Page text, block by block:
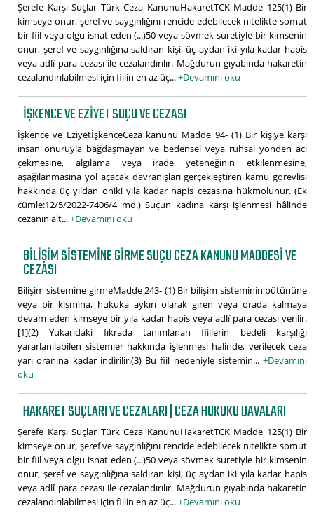
Şerefe Karşı Suçlar Türk Ceza KanunuHakaretTCK Madde 125(1) Bir
kimseye onur, şeref ve saygınlığını rencide edebilecek nitelikte somut
bir fiil veya olgu isnat eden (...)50 veya sövmek suretiyle bir kimsenin
onur, şeref ve saygınlığına saldıran kişi, üç aydan iki yıla kadar hapis
veya adlî para cezası ile cezalandırılır. Mağdurun gıyabında hakaretin
cezalandırılabilmesi için fiilin en az üç...+Devamını oku
İŞKENCE VE EZIYET SUÇU VE CEZASI
İşkence ve EziyetİşkenceCeza kanunu Madde 94- (1) Bir kişiye karşı
insan onuruyla bağdaşmayan ve bedensel veya ruhsal yönden acı
çekmesine, algılama veya irade yeteneğinin etkilenmesine,
aşağılanmasına yol açacak davranışları gerçekleştiren kamu görevlisi
hakkında üç yıldan oniki yıla kadar hapis cezasına hükmolunur. (Ek
cümle:12/5/2022-7406/4 md.) Suçun kadına karşı işlenmesi hâlinde
cezanın alt...+Devamını oku
BILIŞIM SISTEMINE GIRME SUÇU CEZA KANUNU MADDESI VE
CEZASI
Bilişim sistemine girmeMadde 243- (1) Bir bilişim sisteminin bütününe
veya bir kısmına, hukuka aykırı olarak giren veya orada kalmaya
devam eden kimseye bir yıla kadar hapis veya adlî para cezası verilir.
[1](2) Yukarıdaki fıkrada tanımlanan fiillerin bedeli karşılığı
yararlanılabilen sistemler hakkında işlenmesi halinde, verilecek ceza
yarı oranına kadar indirilir.(3) Bu fiil nedeniyle sistemin... +Devamını
oku
HAKARET SUÇLARI VE CEZALARI | CEZA HUKUKU DAVALARI
Şerefe Karşı Suçlar Türk Ceza KanunuHakaretTCK Madde 125(1) Bir
kimseye onur, şeref ve saygınlığını rencide edebilecek nitelikte somut
bir fiil veya olgu isnat eden (...)50 veya sövmek suretiyle bir kimsenin
onur, şeref ve saygınlığına saldıran kişi, üç aydan iki yıla kadar hapis
veya adlî para cezası ile cezalandırılır. Mağdurun gıyabında hakaretin
cezalandırılabilmesi için fiilin en az üç...+Devamını oku